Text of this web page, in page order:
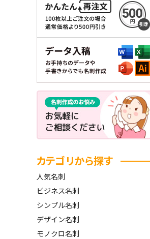
カテゴリから探す
人気名刺
ビジネス名刺
シンプル名刺
デザイン名刺
モノクロ名刺